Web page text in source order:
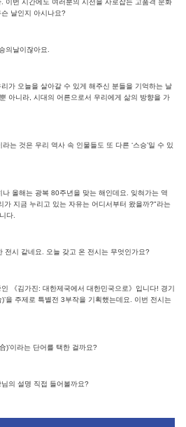
번 시간에도 여러분의 시선을 사로잡는 고품격 문화
날인지 아시나요?
의날이잖아요.
가 오늘을 살아갈 수 있게 해주신 분들을 기억하는 날
아니라, 시대의 어른으로서 우리에게 삶의 방향을 가
는 것은 우리 역사 속 인물들도 또 다른 ‘스승’일 수 있
올해는 광복 80주년을 맞는 해인데요. 잊혀가는 역
가 지금 누리고 있는 자유는 어디서부터 왔을까?"라는
다.
전시 같네요. 오늘 갖고 온 전시는 무엇인가요?
《김가진: 대한제국에서 대한민국으로》입니다! 경기
을 주제로 특별전 3부작을 기획했는데요. 이번 전시는
)’이라는 단어를 택한 걸까요?
의 설명 직접 들어볼까요?